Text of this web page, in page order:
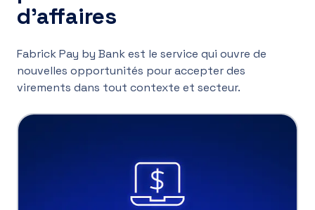
d’affaires
Fabrick Pay by Bank est le service qui ouvre de
nouvelles opportunités pour accepter des
virements dans tout contexte et secteur.